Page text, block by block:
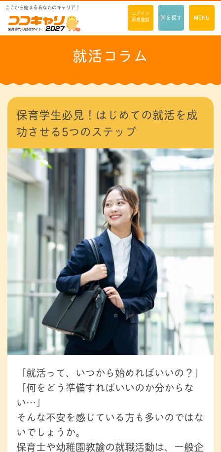
ここから始まるあなたのキャリア！
ログイン
新規登録
園を探す MENU
就活コラム
保育学生必見！はじめての就活を成
功させる5つのステップ
「就活って、いつから始めればいいの？」
「何をどう準備すればいいのか分からな
い…」
そんな不安を感じている方も多いのではな
いでしょうか。
保育士や幼稚園教諭の就職活動は、一般企